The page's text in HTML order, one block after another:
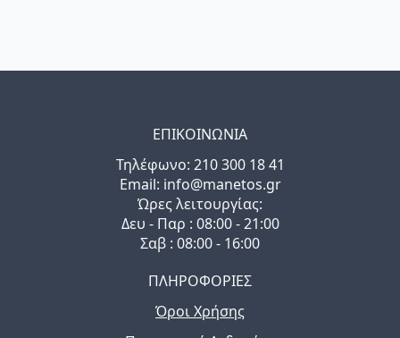
ΕΠΙΚΟΙΝΩΝΙΑ
Τηλέφωνo: 210 300 18 41
Email: info@manetos.gr
Ώρες λειτουργίας:
Δευ - Παρ : 08:00 - 21:00
Σαβ : 08:00 - 16:00
ΠΛΗΡΟΦΟΡΙΕΣ
Όροι Χρήσης